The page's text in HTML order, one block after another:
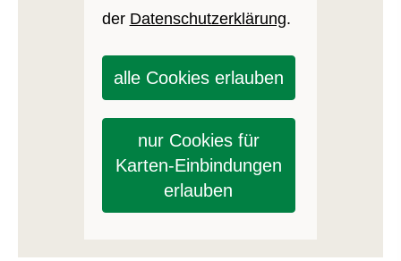
der Datenschutzerklärung.
alle Cookies erlauben
nur Cookies für
Karten-Einbindungen
erlauben